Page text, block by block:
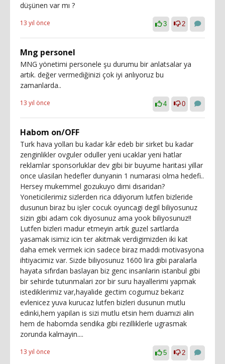
düşünen var mı ?
13 yıl önce 3 2
Mng personel
MNG yönetimi personele şu durumu bir anlatsalar ya
artık. değer vermediğinizi çok iyi anlıyoruz bu
zamanlarda..
13 yıl önce 4 0
Habom on/OFF
Turk hava yolları bu kadar kâr edeb bir sirket bu kadar
zenginlikler ovguler oduller yeni ucaklar yeni hatlar
reklamlar sponsorluklar dev gibi bir buyume haritasi yillar
once ulasilan hedefler dunyanin 1 numarasi olma hedefi..
Hersey mukemmel gozukuyo dimi dısaridan?
Yoneticilerimiz sizlerden rica ddiyorum lutfen bizleride
dusunun biraz bu işler cocuk oyuncagi degil biliyosunuz
sizin gibi adam cok diyosunuz ama yook biliyosunuz!!
Lutfen bizleri madur etmeyin artık guzel sartlarda
yasamak isimiz icin ter akitmak verdigimizden iki kat
daha emek vermek icin sadece biraz maddi motivasyona
ihtiyacimiz var. Sizde biliyosunuz 1600 lira gibi paralarla
hayata sıfırdan baslayan biz genc insanlarin istanbul gibi
bir sehirde tutunmalari zor bir suru hayallerimi yapmak
istediklerimiz var,hayalide gectim cogumuz bekariz
evlenicez yuva kurucaz lutfen bizleri dusunun mutlu
edinki,hem yapilan is sizi mutlu etsin hem duamızi alin
hem de habomda sendika gibi rezilliklerle ugrasmak
zorunda kalmayin....
13 yıl önce 5 2